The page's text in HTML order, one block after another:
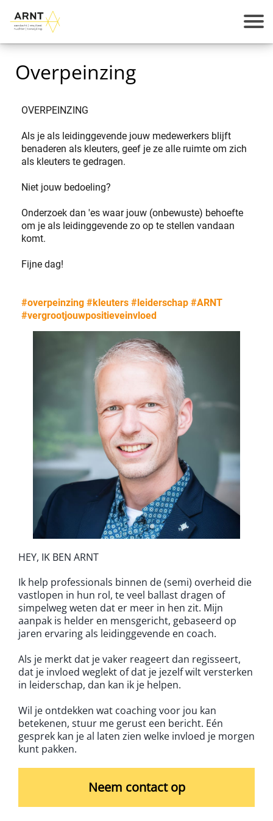
Overpeinzing
OVERPEINZING
Als je als leidinggevende jouw medewerkers blijft
benaderen als kleuters, geef je ze alle ruimte om zich
als kleuters te gedragen.
Niet jouw bedoeling?
Onderzoek dan 'es waar jouw (onbewuste) behoefte
om je als leidinggevende zo op te stellen vandaan
komt.
Fijne dag!
#overpeinzing #kleuters #leiderschap #ARNT
#vergrootjouwpositieveinvloed
HEY, IK BEN ARNT
Ik help professionals binnen de (semi) overheid die
vastlopen in hun rol, te veel ballast dragen of
simpelweg weten dat er meer in hen zit. Mijn
aanpak is helder en mensgericht, gebaseerd op
jaren ervaring als leidinggevende en coach.
Als je merkt dat je vaker reageert dan regisseert,
dat je invloed weglekt of dat je jezelf wilt versterken
in leiderschap, dan kan ik je helpen.
Wil je ontdekken wat coaching voor jou kan
betekenen, stuur me gerust een bericht. Eén
gesprek kan je al laten zien welke invloed je morgen
kunt pakken.
Neem contact op